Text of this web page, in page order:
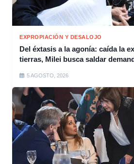
EXPROPIACIÓN Y DESALOJO
Del éxtasis a la agonía: caída la
tierras, Milei busca saldar
5 AGOSTO, 2026